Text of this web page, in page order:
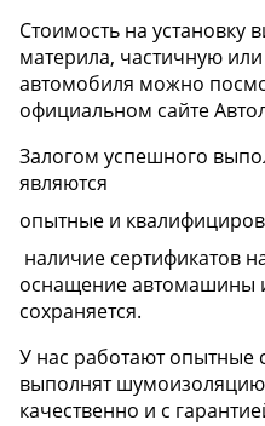
Стоимость на
материла, частичную
автомобиля можно
официальном сайте
Залогом успешного
являются
опытные и
наличие сертификатов
оснащение автомашины
сохраняется.
У нас работают опытные
выполнят
качественно и с